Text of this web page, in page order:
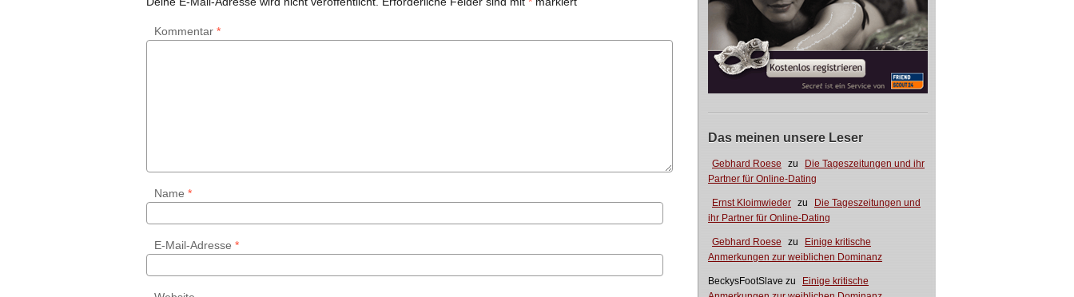
Das meinen unsere Leser
Gebhard Roese zu
Die Tageszeitungen und ihr
Partner für Online-Dating
Ernst Kloimwieder zu
Die Tageszeitungen und
ihr Partner für Online-Dating
Gebhard Roese zu
Einige kritische
Anmerkungen zur weiblichen Dominanz
BeckysFootSlave zu
Einige kritische
Kommentar *
Name *
E-Mail-Adresse *